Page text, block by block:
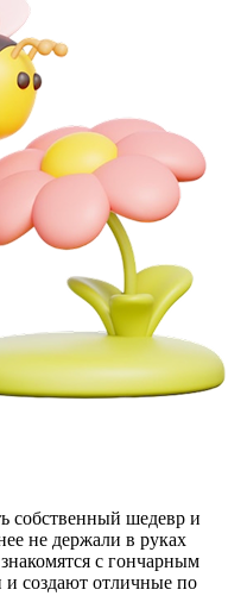
собственный шедевр и
не держали в руках
с гончарным
и создают отличные по